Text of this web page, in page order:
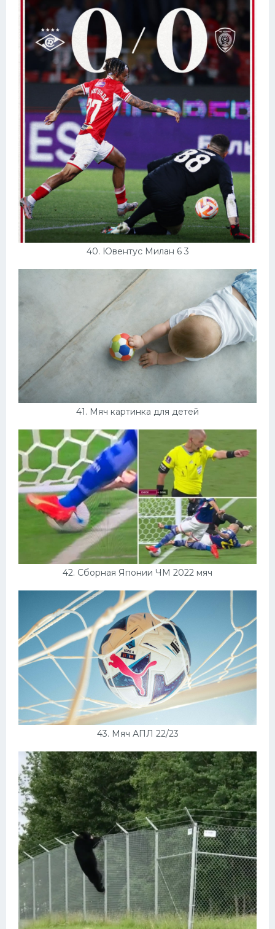
40. Ювентус Милан 6 3
41. Мяч картинка для детей
42. Сборная Японии ЧМ 2022 мяч
43. Мяч АПЛ 22/23